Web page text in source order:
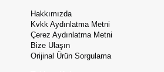
Hakkımızda
Kvkk Aydınlatma Metni
Çerez Aydınlatma Metni
Bize Ulaşın
Orijinal Ürün Sorgulama